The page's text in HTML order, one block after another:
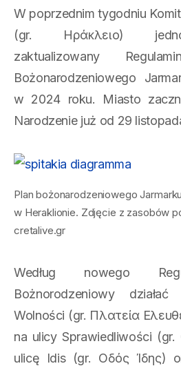
W poprzednim tygodniu
(gr. Ηράκλειο)
zaktualizowany
Bożonarodzeniowego
w 2024 roku. Miasto
Narodzenie już od 29
Plan bożonarodzeniowego Jarmarku
w Heraklionie. Zdjęcie z zasobów
cretalive.gr
Według nowego
Bożnorodzeniowy
Wolności (gr. Πλατεία
na ulicy Sprawiedliwości (gr.
ulicę Idis (gr. Οδός Ίδης)